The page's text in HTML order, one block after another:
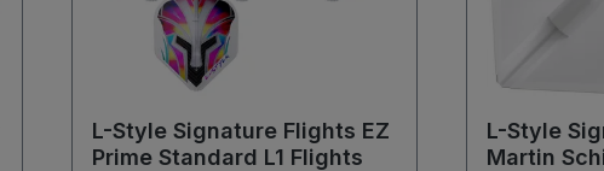
L-Style Signature Flights EZ
Prime Standard L1 Flights
L-Style
Martin